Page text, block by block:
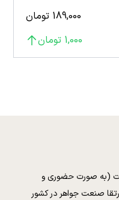
189,000 تومان
1,000 تومان
(به صورت حضوری و
صنعت جواهر در کشور